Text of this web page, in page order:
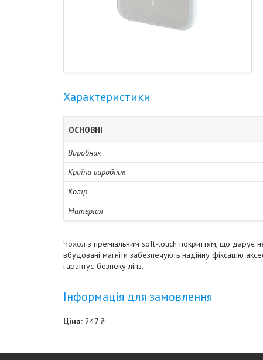
Характеристики
ОСНОВНІ
Виробник
Країна виробник
Колір
Матеріал
Чохол з преміальним soft-touch покриттям, що дарує
вбудовані магніти забезпечують надійну фіксацію
гарантує безпеку лінз.
Інформація для замовлення
Ціна: 247 ₴